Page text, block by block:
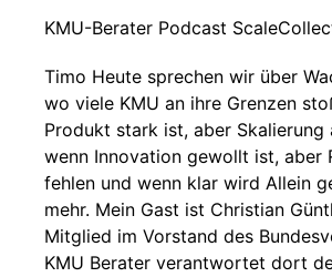
KMU-Berater Podcast
Timo Heute sprechen wir über
wo viele KMU an ihre Grenzen
Produkt stark ist, aber Skalierung
wenn Innovation gewollt ist, aber
fehlen und wenn klar wird Allein
mehr. Mein Gast ist Christian
Mitglied im Vorstand des
KMU Berater verantwortet dort